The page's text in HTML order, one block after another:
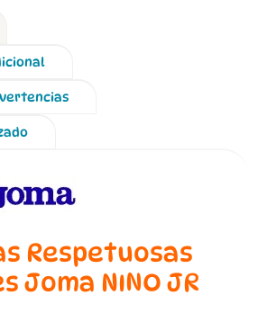
Respetuosas
Joma NINO JR